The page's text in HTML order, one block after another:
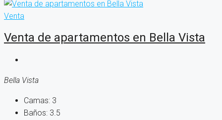
Venta
Venta de apartamentos en Bella Vista
Bella Vista
Camas: 3
Baños: 3.5